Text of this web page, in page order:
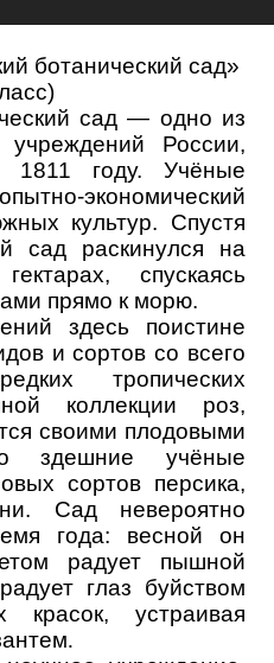
ботанический сад»
сад — одно из
России,
году. Учёные
экономический
культур. Спустя
сад раскинулся на
спускаясь
прямо к морю.
здесь поистине
и сортов со всего
тропических
коллекции роз,
своими плодовыми
здешние учёные
сортов персика,
Сад невероятно
года: весной он
радует пышной
глаз буйством
устраивая
.